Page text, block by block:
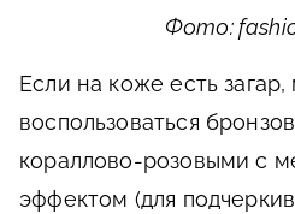
Фото:
Если на коже есть
воспользоваться
кораллово-розовыми с
эффектом (для